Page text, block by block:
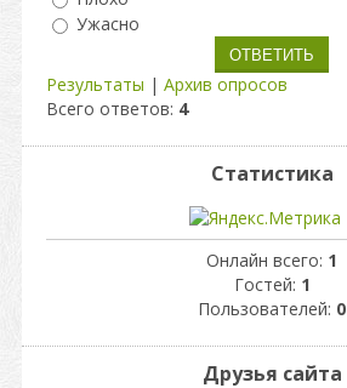
Ужасно
Результаты | Архив опросов
Всего ответов: 4
Статистика
Онлайн всего: 1
Гостей: 1
Пользователей: 0
Друзья сайта